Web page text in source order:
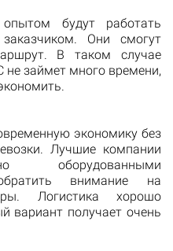
будут работать
Они смогут
В таком случае
не займет много времени,
экономику без
Лучшие компании
оборудованными
внимание на
Логистика хорошо
вариант получает очень